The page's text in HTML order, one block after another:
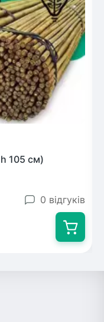
105 см)
0 відгуків